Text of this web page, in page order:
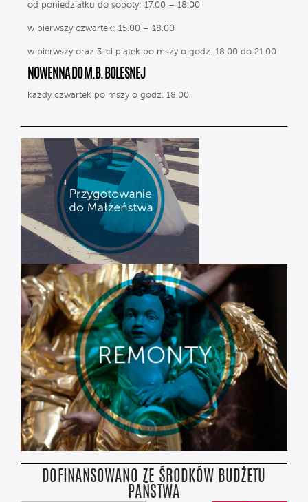
od poniedziałku do soboty: 17.00 – 18.00
w pierwszy czwartek: 15.00 – 18.00
w pierwszy oraz 3-ci piątek po mszy o godz. 18.00 do 21.00
NOWENNA DO M.B. BOLESNEJ
każdy czwartek po mszy o godz. 18.00
DOFINANSOWANO ZE ŚRODKÓW BUDŻETU
PAŃSTWA